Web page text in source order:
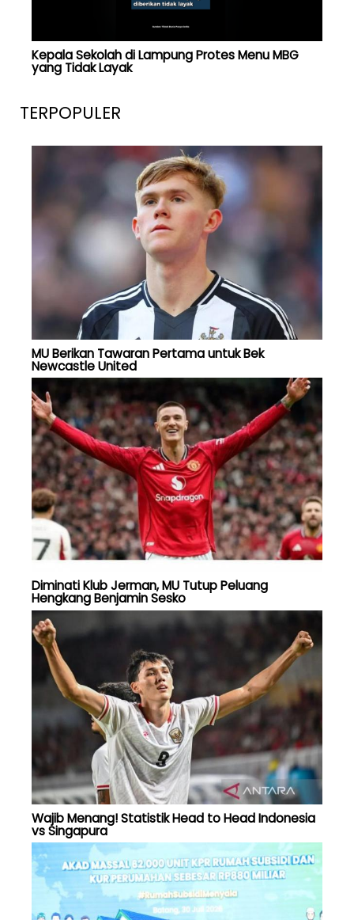
Kepala Sekolah di Lampung Protes Menu MBG
yang Tidak Layak
TERPOPULER
MU Berikan Tawaran Pertama untuk Bek
Newcastle United
Diminati Klub Jerman, MU Tutup Peluang
Hengkang Benjamin Sesko
Wajib Menang! Statistik Head to Head Indonesia
vs Singapura